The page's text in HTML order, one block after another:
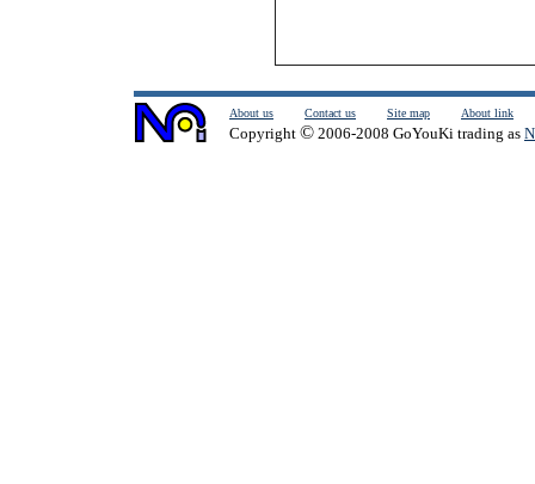
About us Contact us Site map About link
Copyright © 2006-2008 GoYouKi trading as